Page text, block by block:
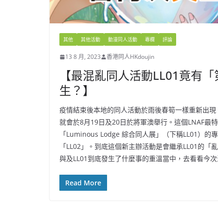
其他 其他活動 動漫同人活動 專欄 評論
13 8 月, 2023 香港同人HKdoujin
【最混亂同人活動LL01竟有
生？】
疫情結束後本地的同人活動於雨後春筍一樣重新出
就會於8月19日及20日於將軍澳舉行。這個LNAF最
「Luminous Lodge 綜合同人展」（下稱LL01）的
「LL02」。到底這個新主辦活動是會繼承LL01的
與及LL01到底發生了什麼事的重溫當中，去看看今
Read More